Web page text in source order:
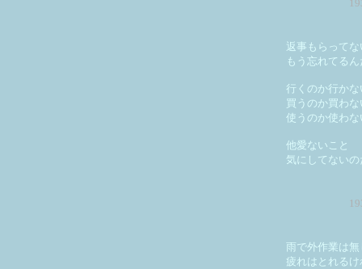
返事もらってな
もう忘れてる
行くのか行かな
買うのか買わな
使うのか使わな
他愛ないこと
気にしてない
雨で外作業は無
疲れはとれるけ